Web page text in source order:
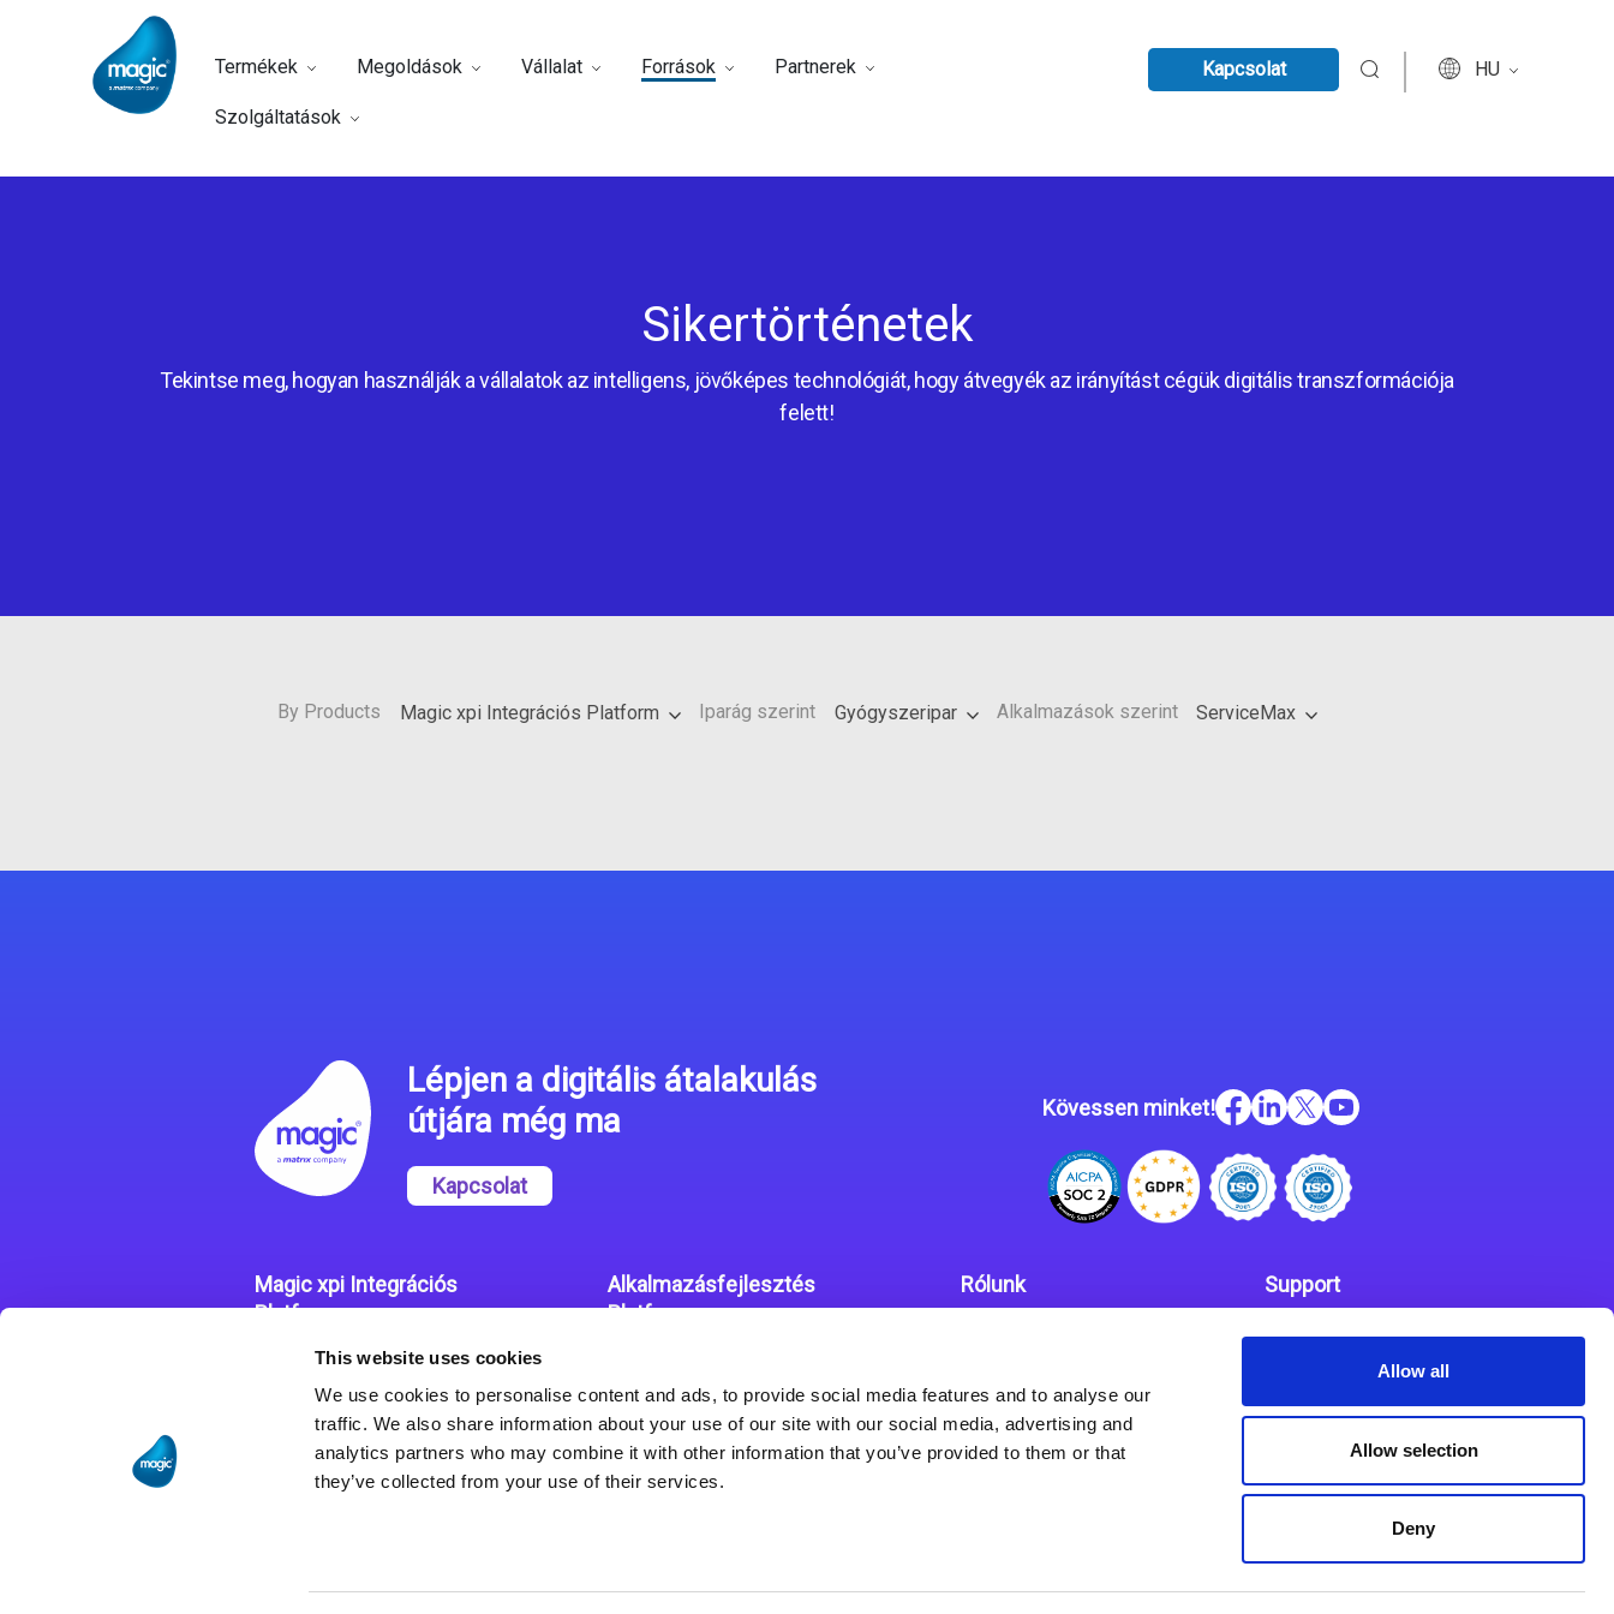
This website uses cookies
We use cookies to personalise content and ads, to provide social media features and to analyse our
traffic. We also share information about your use of our site with our social media, advertising and
analytics partners who may combine it with other information that you’ve provided to them or that
they’ve collected from your use of their services.
Allow all
Allow selection
Deny
Termékek Megoldások Vállalat Források Partnerek
Szolgáltatások
Kapcsolat HU
Sikertörténetek
Tekintse meg, hogyan használják a vállalatok az intelligens, jövőképes technológiát, hogy átvegyék az irányítást cégük digitális transzformációja
felett!
By Products Magic xpi Integrációs Platform Iparág szerint Gyógyszeripar Alkalmazások szerint ServiceMax
Lépjen a digitális átalakulás
útjára még ma
Kapcsolat
Kövessen minket!
Magic xpi Integrációs
Platform
Integrációs Platform
Sikertörténetek
Alkalmazásfejlesztés
Platform
platform
Magic xpa Web Alkalmazás
Keretrendszer
Rólunk
Support
Kapcsolat